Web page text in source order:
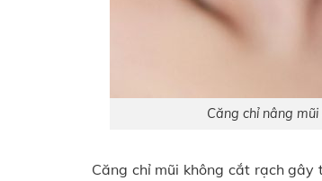
Căng chỉ nâng
Căng chỉ mũi không cắt rạch gây